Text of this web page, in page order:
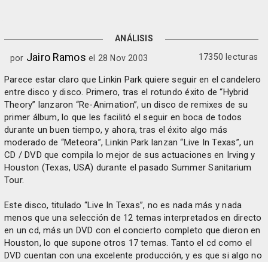
ANÁLISIS
por Jairo Ramos el 28 Nov 2003 17350 lecturas
Parece estar claro que Linkin Park quiere seguir en el candelero
entre disco y disco. Primero, tras el rotundo éxito de “Hybrid
Theory” lanzaron “Re-Animation”, un disco de remixes de su
primer álbum, lo que les facilitó el seguir en boca de todos
durante un buen tiempo, y ahora, tras el éxito algo más
moderado de “Meteora”, Linkin Park lanzan “Live In Texas”, un
CD / DVD que compila lo mejor de sus actuaciones en Irving y
Houston (Texas, USA) durante el pasado Summer Sanitarium
Tour.
Este disco, titulado “Live In Texas”, no es nada más y nada
menos que una selección de 12 temas interpretados en directo
en un cd, más un DVD con el concierto completo que dieron en
Houston, lo que supone otros 17 temas. Tanto el cd como el
DVD cuentan con una excelente producción, y es que si algo no